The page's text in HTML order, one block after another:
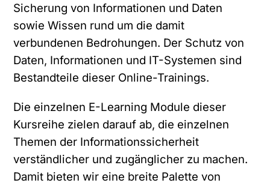
Sicherung von Informationen und Daten
sowie Wissen rund um die damit
verbundenen Bedrohungen. Der Schutz von
Daten, Informationen und IT-Systemen sind
Bestandteile dieser Online-Trainings.
Die einzelnen E-Learning Module dieser
Kursreihe zielen darauf ab, die einzelnen
Themen der Informationssicherheit
verständlicher und zugänglicher zu machen.
Damit bieten wir eine breite Palette von